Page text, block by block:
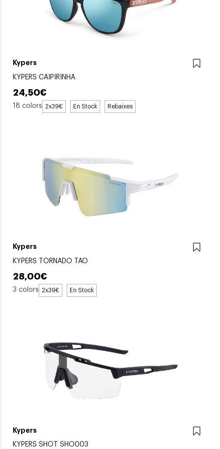
Kypers
KYPERS CAIPIRINHA
24,50€
18 colors 2x39€ En Stock Rebaixes
Kypers
KYPERS TORNADO TAO
28,00€
3 colors 2x39€ En Stock
Kypers
KYPERS SHOT SHO003